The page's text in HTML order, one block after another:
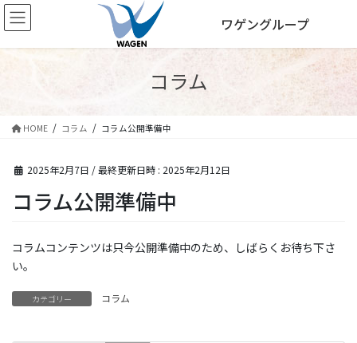
コ
ン
ナ
ビ
ワゲングループ
コラム
HOME コラム コラム公開準備中
2025年2月7日 / 最終更新日時 : 2025年2月12日
コラム公開準備中
コラムコンテンツは只今公開準備中のため、しばらくお待ち下さ
い。
カテゴリー コラム